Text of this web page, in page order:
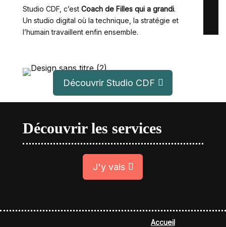
Studio CDF, c’est Coach de Filles qui a grandi.
Un studio digital où la technique, la stratégie et
l’humain travaillent enfin ensemble.
Découvrir Studio CDF
Découvrir les services
J'y vais
Accueil